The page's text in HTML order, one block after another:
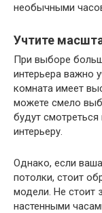
необычными
Учтите
При выборе
интерьера важно
комната имеет
можете смело
будут
интерьеру.
Однако, если
потолки, стоит
модели. Не стоит
настенными